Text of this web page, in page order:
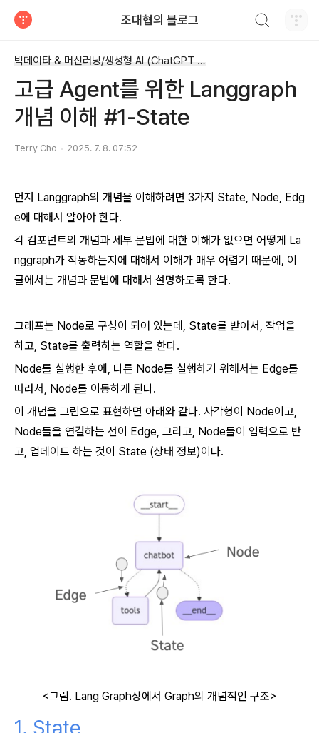
조대협의 블로그
빅데이타 & 머신러닝/생성형 AI (ChatGPT etc)
고급 Agent를 위한 Langgraph
개념 이해 #1-State
Terry Cho 2025. 7. 8. 07:52
먼저 Langgraph의 개념을 이해하려면 3가지 State, Node, Edg
e에 대해서 알아야 한다.
각 컴포넌트의 개념과 세부 문법에 대한 이해가 없으면 어떻게 La
nggraph가 작동하는지에 대해서 이해가 매우 어렵기 때문에, 이
글에서는 개념과 문법에 대해서 설명하도록 한다.
그래프는 Node로 구성이 되어 있는데, State를 받아서, 작업을
하고, State를 출력하는 역할을 한다.
Node를 실행한 후에, 다른 Node를 실행하기 위해서는 Edge를
따라서, Node를 이동하게 된다.
이 개념을 그림으로 표현하면 아래와 같다. 사각형이 Node이고,
Node들을 연결하는 선이 Edge, 그리고, Node들이 입력으로 받
고, 업데이트 하는 것이 State (상태 정보)이다.
<그림. Lang Graph상에서 Graph의 개념적인 구조>
1. State